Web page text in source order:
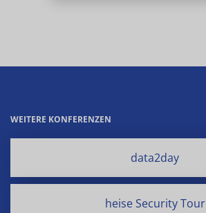
WEITERE KONFERENZEN
data2day
heise Security Tour